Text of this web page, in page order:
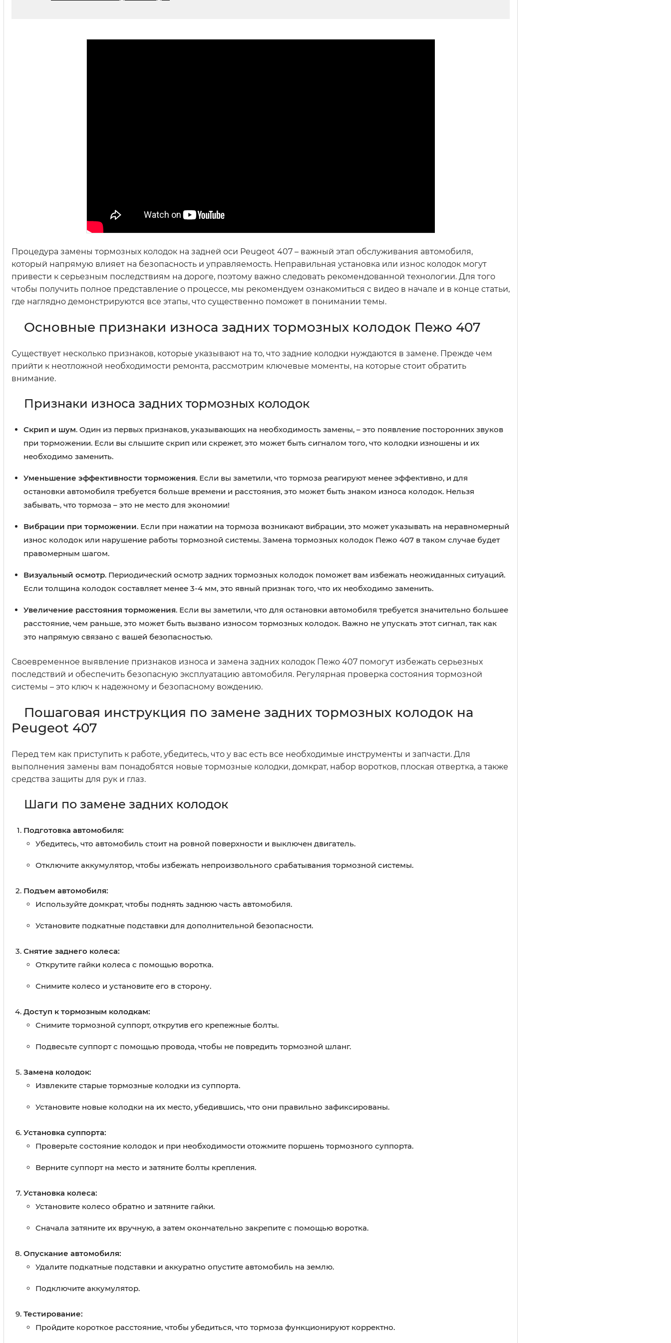
Процедура замены тормозных колодок на задней оси Peugeot 407 – важный этап обслуживания автомобиля,
который напрямую влияет на безопасность и управляемость. Неправильная установка или износ колодок могут
привести к серьезным последствиям на дороге, поэтому важно следовать рекомендованной технологии. Для того
чтобы получить полное представление о процессе, мы рекомендуем ознакомиться с видео в начале и в конце статьи,
где наглядно демонстрируются все этапы, что существенно поможет в понимании темы.
Основные признаки износа задних тормозных колодок Пежо 407
Существует несколько признаков, которые указывают на то, что задние колодки нуждаются в замене. Прежде чем
прийти к неотложной необходимости ремонта, рассмотрим ключевые моменты, на которые стоит обратить
внимание.
Признаки износа задних тормозных колодок
Скрип и шум. Один из первых признаков, указывающих на необходимость замены, – это появление посторонних звуков
при торможении. Если вы слышите скрип или скрежет, это может быть сигналом того, что колодки изношены и их
необходимо заменить.
Уменьшение эффективности торможения. Если вы заметили, что тормоза реагируют менее эффективно, и для
остановки автомобиля требуется больше времени и расстояния, это может быть знаком износа колодок. Нельзя
забывать, что тормоза – это не место для экономии!
Вибрации при торможении. Если при нажатии на тормоза возникают вибрации, это может указывать на неравномерный
износ колодок или нарушение работы тормозной системы. Замена тормозных колодок Пежо 407 в таком случае будет
правомерным шагом.
Визуальный осмотр. Периодический осмотр задних тормозных колодок поможет вам избежать неожиданных ситуаций.
Если толщина колодок составляет менее 3-4 мм, это явный признак того, что их необходимо заменить.
Увеличение расстояния торможения. Если вы заметили, что для остановки автомобиля требуется значительно большее
расстояние, чем раньше, это может быть вызвано износом тормозных колодок. Важно не упускать этот сигнал, так как
это напрямую связано с вашей безопасностью.
Своевременное выявление признаков износа и замена задних колодок Пежо 407 помогут избежать серьезных
последствий и обеспечить безопасную эксплуатацию автомобиля. Регулярная проверка состояния тормозной
системы – это ключ к надежному и безопасному вождению.
Пошаговая инструкция по замене задних тормозных колодок на
Peugeot 407
Перед тем как приступить к работе, убедитесь, что у вас есть все необходимые инструменты и запчасти. Для
выполнения замены вам понадобятся новые тормозные колодки, домкрат, набор воротков, плоская отвертка, а также
средства защиты для рук и глаз.
Шаги по замене задних колодок
Подготовка автомобиля:
Убедитесь, что автомобиль стоит на ровной поверхности и выключен двигатель.
Отключите аккумулятор, чтобы избежать непроизвольного срабатывания тормозной системы.
Подъем автомобиля:
Используйте домкрат, чтобы поднять заднюю часть автомобиля.
Установите подкатные подставки для дополнительной безопасности.
Снятие заднего колеса:
Открутите гайки колеса с помощью воротка.
Снимите колесо и установите его в сторону.
Доступ к тормозным колодкам:
Снимите тормозной суппорт, открутив его крепежные болты.
Подвесьте суппорт с помощью провода, чтобы не повредить тормозной шланг.
Замена колодок:
Извлеките старые тормозные колодки из суппорта.
Установите новые колодки на их место, убедившись, что они правильно зафиксированы.
Установка суппорта:
Проверьте состояние колодок и при необходимости отожмите поршень тормозного суппорта.
Верните суппорт на место и затяните болты крепления.
Установка колеса:
Установите колесо обратно и затяните гайки.
Сначала затяните их вручную, а затем окончательно закрепите с помощью воротка.
Опускание автомобиля:
Удалите подкатные подставки и аккуратно опустите автомобиль на землю.
Подключите аккумулятор.
Тестирование:
Пройдите короткое расстояние, чтобы убедиться, что тормоза функционируют корректно.